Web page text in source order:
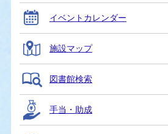
イベントカレンダー
施設マップ
図書館検索
手当・助成